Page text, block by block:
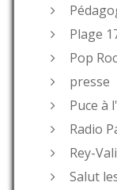
Plage
Pop
presse
Puce à
Radio
Rey-
Salut